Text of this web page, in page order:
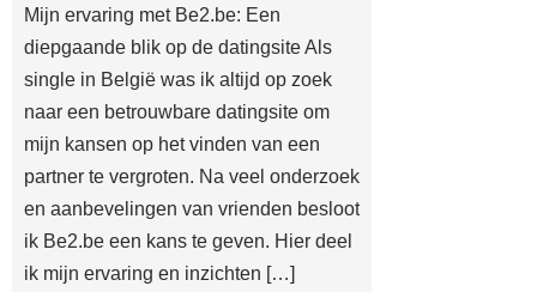
Mijn ervaring met Be2.be: Een
diepgaande blik op de datingsite Als
single in België was ik altijd op zoek
naar een betrouwbare datingsite om
mijn kansen op het vinden van een
partner te vergroten. Na veel onderzoek
en aanbevelingen van vrienden besloot
ik Be2.be een kans te geven. Hier deel
ik mijn ervaring en inzichten […]